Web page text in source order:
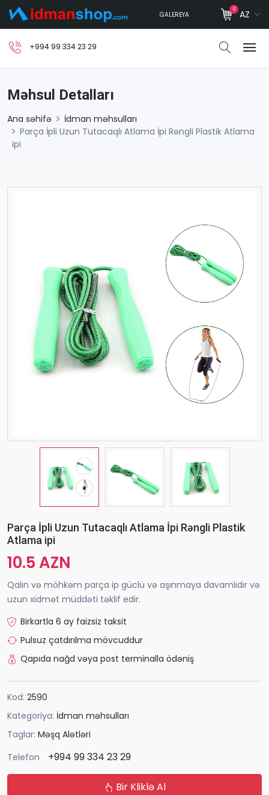
GALEREYA
0 AZ
+994 99 334 23 29
Məhsul Detalları
Ana səhifə
İdman məhsulları
Parça İpli Uzun Tutacaqlı Atlama İpi Rəngli Plastik Atlama
ipi
Parça İpli Uzun Tutacaqlı Atlama İpi Rəngli Plastik
Atlama ipi
10.5 AZN
Qalın və möhkəm parça ip güclü və aşınmaya davamlıdır və
uzun xidmət müddəti təklif edir.
Birkartla 6 ay faizsiz taksit
Pulsuz çatdırılma mövcuddur
Qapıda nağd vəya post terminalla ödəniş
Kod: 2590
Kategoriya: İdman məhsulları
Taglar: Məşq Alətləri
Telefon
+994 99 334 23 29
Bir Kliklə Al